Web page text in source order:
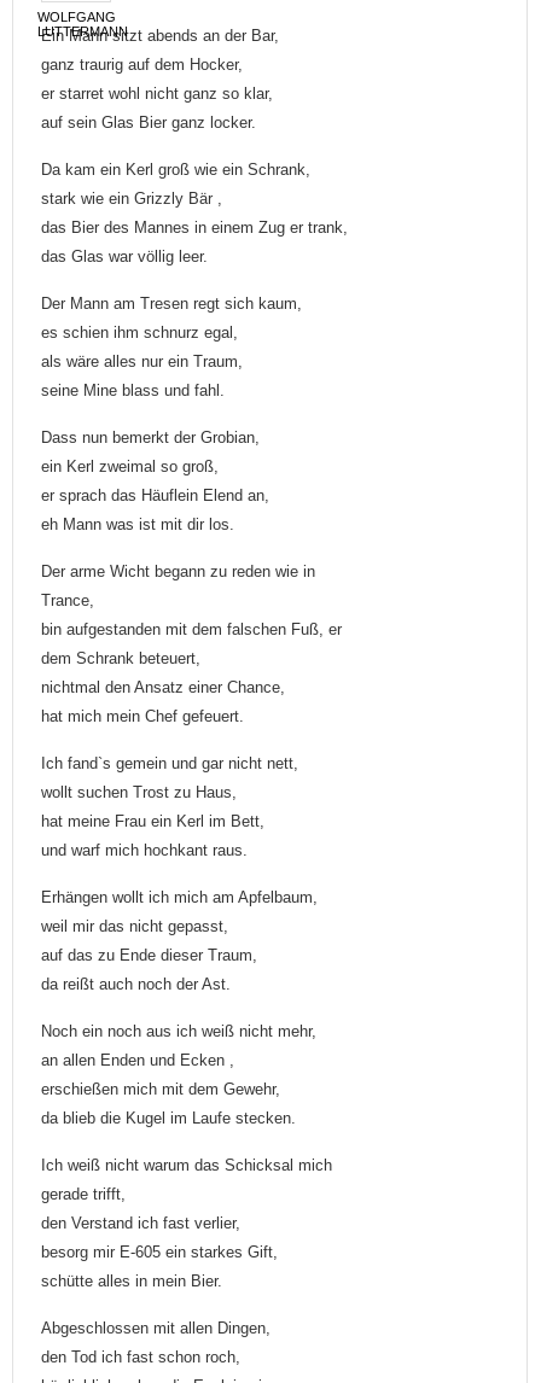
WOLFGANG
LUTTERMANN
Ein Mann sitzt abends an der Bar,
ganz traurig auf dem Hocker,
er starret wohl nicht ganz so klar,
auf sein Glas Bier ganz locker.
Da kam ein Kerl groß wie ein Schrank,
stark wie ein Grizzly Bär ,
das Bier des Mannes in einem Zug er trank,
das Glas war völlig leer.
Der Mann am Tresen regt sich kaum,
es schien ihm schnurz egal,
als wäre alles nur ein Traum,
seine Mine blass und fahl.
Dass nun bemerkt der Grobian,
ein Kerl zweimal so groß,
er sprach das Häuflein Elend an,
eh Mann was ist mit dir los.
Der arme Wicht begann zu reden wie in
Trance,
bin aufgestanden mit dem falschen Fuß, er
dem Schrank beteuert,
nichtmal den Ansatz einer Chance,
hat mich mein Chef gefeuert.
Ich fand`s gemein und gar nicht nett,
wollt suchen Trost zu Haus,
hat meine Frau ein Kerl im Bett,
und warf mich hochkant raus.
Erhängen wollt ich mich am Apfelbaum,
weil mir das nicht gepasst,
auf das zu Ende dieser Traum,
da reißt auch noch der Ast.
Noch ein noch aus ich weiß nicht mehr,
an allen Enden und Ecken ,
erschießen mich mit dem Gewehr,
da blieb die Kugel im Laufe stecken.
Ich weiß nicht warum das Schicksal mich
gerade trifft,
den Verstand ich fast verlier,
besorg mir E-605 ein starkes Gift,
schütte alles in mein Bier.
Abgeschlossen mit allen Dingen,
den Tod ich fast schon roch,